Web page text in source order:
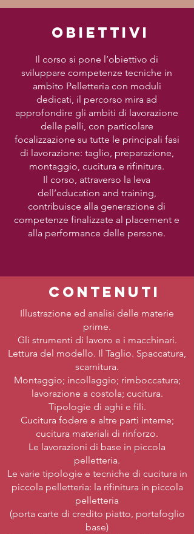
Obiettivi
Il corso si pone l’obiettivo di
sviluppare competenze tecniche in
ambito Pelletteria con moduli
dedicati, il percorso mira ad
approfondire gli ambiti di lavorazione
delle pelli, con particolare
focalizzazione su tutte le principali fasi
di lavorazione: taglio, preparazione,
montaggio, cucitura e rifinitura.
Il corso, attraverso la leva
dell’education and training,
contribuisce alla generazione di
competenze finalizzate al placement e
alla performance delle persone.
contenuti
Illustrazione ed analisi delle materie
prime.
Gli strumenti di lavoro e i macchinari.
Lettura del modello. Il Taglio. Spaccatura,
scarnitura.
Montaggio; incollaggio; rimboccatura;
lavorazione a costola; cucitura.
Tipologie di aghi e fili.
Cucitura fodere e altre parti interne;
cucitura materiali di rinforzo.
Le lavorazioni di base in piccola
pelletteria.
Le varie tipologie e tecniche di cucitura in
piccola pelletteria: la rifinitura in piccola
pelletteria
(porta carte di credito piatto, portafoglio
base)